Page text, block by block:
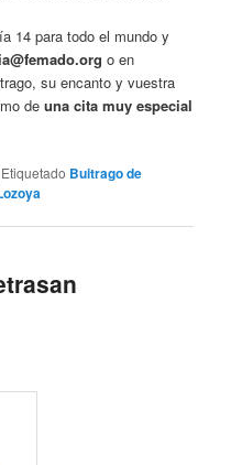
14 para todo el mundo y
o en
su encanto y vuestra
deuna cita muy especial
Etiquetado Buitrago de